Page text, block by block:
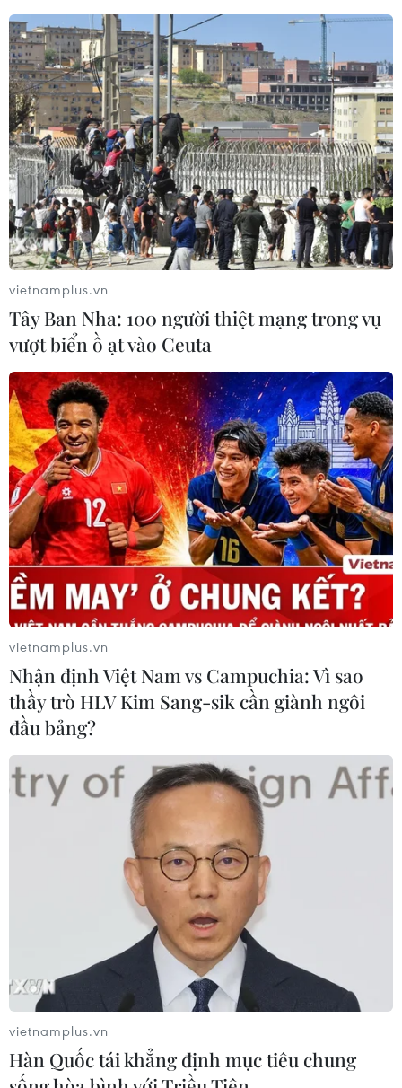
#COVID-19
#Virus SARS-CoV-2
#Căng thẳng thương mại Mỹ-Trung
#Thị trường lao động
Theo dõi VietnamPlus
TIN LIÊN QUAN
Tình hình dịch bệnh COVID-19: Thế giới
ghi nhận gần 8 triệu ca mắc
14/06/2020 15:01
Tính đến 21 giờ 30 ngày 14/6 (giờ Việt Nam), thế giới
đã ghi nhận tổng cộng 7.908.186 ca mắc, trong đó
433.019 ca tử vong do COVID-19 và dịch có dấu hiệu
phức tạp tại một số nước châu Á.
vietnamplus.vn
Tây Ban Nha: 100 người thiệt mạng trong vụ
vượt biển ồ ạt vào Ceuta
vietnamplus.vn
Nhận định Việt Nam vs Campuchia: Vì sao
thầy trò HLV Kim Sang-sik cần giành ngôi
đầu bảng?
vietnamplus.vn
Hàn Quốc tái khẳng định mục tiêu chung